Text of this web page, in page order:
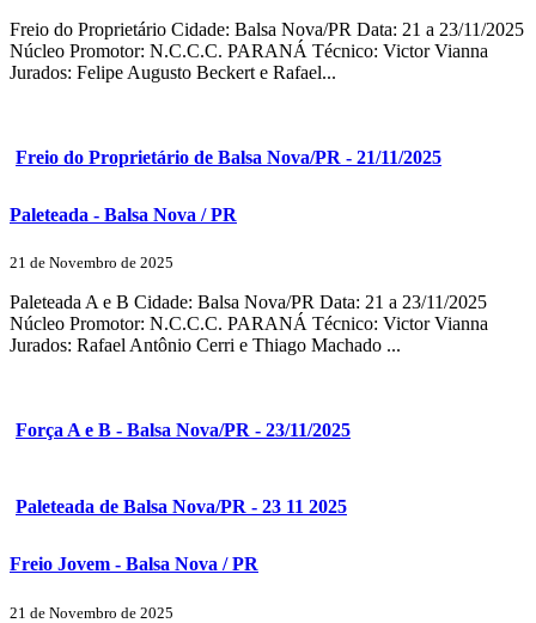
Freio do Proprietário Cidade: Balsa Nova/PR Data: 21 a 23/11/2025
Núcleo Promotor: N.C.C.C. PARANÁ Técnico: Victor Vianna
Jurados: Felipe Augusto Beckert e Rafael...
Freio do Proprietário de Balsa Nova/PR - 21/11/2025
Paleteada - Balsa Nova / PR
21 de Novembro de 2025
Paleteada A e B Cidade: Balsa Nova/PR Data: 21 a 23/11/2025
Núcleo Promotor: N.C.C.C. PARANÁ Técnico: Victor Vianna
Jurados: Rafael Antônio Cerri e Thiago Machado ...
Força A e B - Balsa Nova/PR - 23/11/2025
Paleteada de Balsa Nova/PR - 23 11 2025
Freio Jovem - Balsa Nova / PR
21 de Novembro de 2025